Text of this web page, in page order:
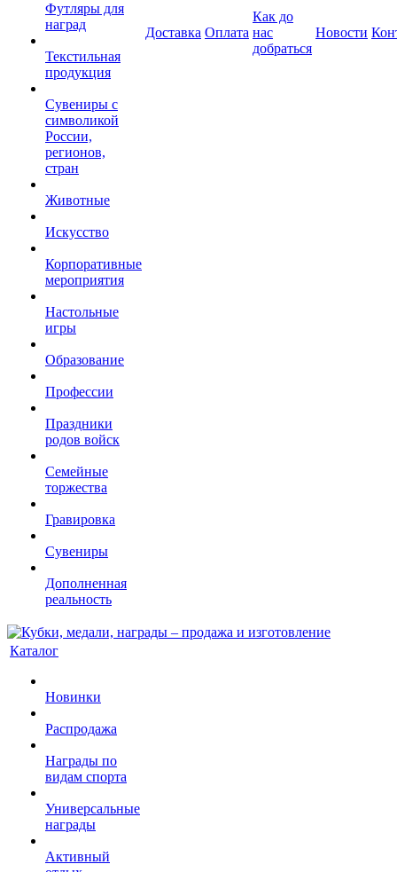
Футляры для
наград
Текстильная
продукция
Сувениры с
символикой
России,
регионов,
стран
Животные
Искусство
Корпоративные
мероприятия
Настольные
игры
Образование
Профессии
Праздники
родов войск
Семейные
торжества
Гравировка
Сувениры
Дополненная
реальность
Доставка Оплата
Как до
нас
добраться
Новости
Каталог
Новинки
Распродажа
Награды по
видам спорта
Универсальные
награды
Активный